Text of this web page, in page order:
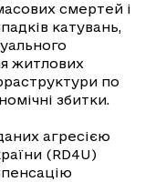
смертей і
катувань,
житлових
по
збитки.
агресією
(RD4U)